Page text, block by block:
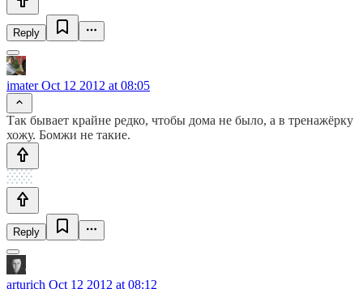
Reply
imaterOct 12 2012 at 08:05
Так бывает крайне редко, чтобы дома не было, а в тренажёрку
хожу. Бомжи не такие.
Reply
arturich Oct 12 2012 at 08:12